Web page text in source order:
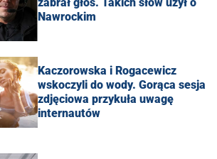
Nawrockim
Kaczorowska i Rogacewicz
wskoczyli do wody. Gorąca sesja
zdjęciowa przykuła uwagę
internautów